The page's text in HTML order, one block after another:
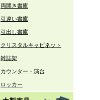
両開き書庫
引違い書庫
引出し書庫
クリスタルキャビネット
雑誌架
カウンター・演台
ロッカー